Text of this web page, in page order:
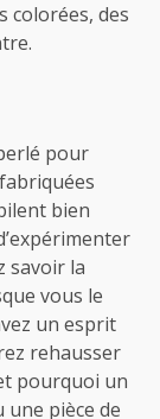
colorées, des
pour
bien
savoir la
vous le
un esprit
rehausser
pourquoi un
pièce de